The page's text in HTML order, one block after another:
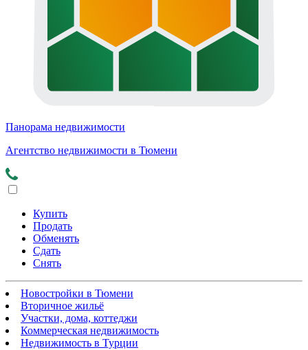
Панорама недвижимости
Агентство недвижимости в Тюмени
Купить
Продать
Обменять
Сдать
Снять
Новостройки в Тюмени
Вторичное жильё
Участки, дома, коттеджи
Коммерческая недвижимость
Недвижимость в Турции